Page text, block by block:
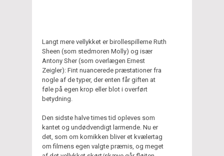
Langt mere vellykket er birollespillerne Ruth
Sheen (som stedmoren Molly) og især
Antony Sher (som overlægen Ernest
Zeigler): Fint nuancerede præstationer fra
nogle af de typer, der enten får giften at
føle på egen krop eller blot i overført
betydning.
Den sidste halve times tid opleves som
kantet og undødvendigt larmende. Nu er
det, som om komikken bliver et kvælertag
om filmens egen valgte præmis, og meget